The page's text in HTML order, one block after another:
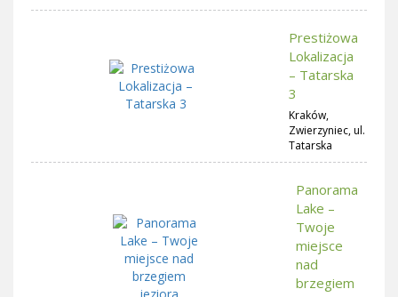
Prestiżowa
Lokalizacja
– Tatarska
3
Kraków,
Zwierzyniec, ul.
Tatarska
Panorama
Lake –
Twoje
miejsce
nad
brzegiem